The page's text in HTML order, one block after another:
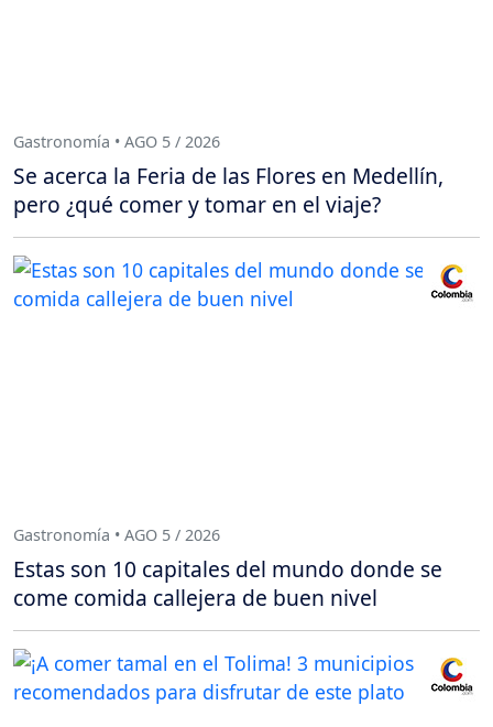
Gastronomía • AGO 5 / 2026
Se acerca la Feria de las Flores en Medellín,
pero ¿qué comer y tomar en el viaje?
Gastronomía • AGO 5 / 2026
Estas son 10 capitales del mundo donde se
come comida callejera de buen nivel